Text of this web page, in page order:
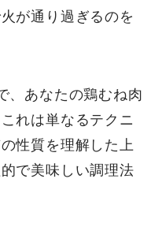
が通り過ぎるのを
、あなたの鶏むね肉
れは単なるテクニ
性質を理解した上
で美味しい調理法